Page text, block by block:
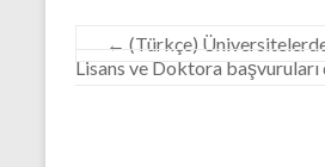
← (Türkçe)
Lisans ve Doktora başvuruları